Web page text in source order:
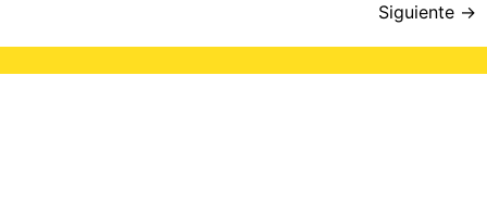
Siguiente →